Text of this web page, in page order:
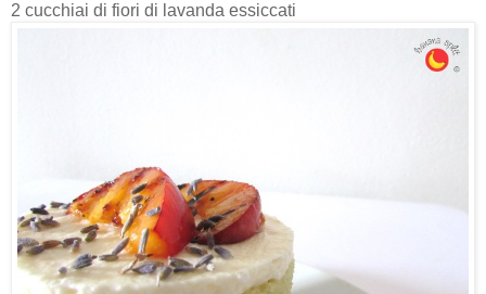
2 cucchiai di fiori di lavanda essiccati